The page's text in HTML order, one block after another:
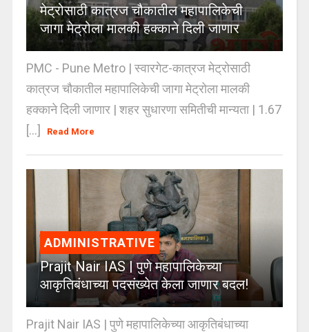
मेट्रोसाठी कात्रज चौकातील महापालिकेची
जागा मेट्रोला मालकी हक्काने दिली जाणार
PMC - Pune Metro | स्वारगेट-कात्रज मेट्रोसाठी
कात्रज चौकातील महापालिकेची जागा मेट्रोला मालकी
हक्काने दिली जाणार | शहर सुधारणा समितीची मान्यता | 1.67
[...]
Read More
ADMINISTRATIVE
Prajit Nair IAS | पुणे महापालिकेच्या
आकृतिबंधाच्या पदसंख्येत केला जाणार बदल!
Prajit Nair IAS | पुणे महापालिकेच्या आकृतिबंधाच्या